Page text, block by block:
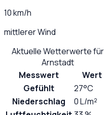
10 km/h
mittlerer Wind
Aktuelle Wetterwerte für
Arnstadt
Messwert
Wert
Gefühlt
27°C
Niederschlag
0 L/m²